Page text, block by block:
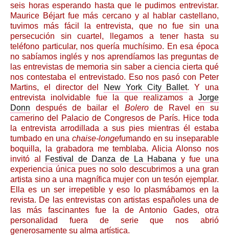
seis horas esperando hasta que le pudimos entrevistar.
Maurice Béjart fue más cercano y al hablar castellano,
tuvimos más fácil la entrevista, que no fue sin una
persecución sin cuartel, llegamos a tener hasta su
teléfono particular, nos quería muchísimo. En esa época
no sabíamos inglés y nos aprendíamos las preguntas de
las entrevistas de memoria sin saber a ciencia cierta qué
nos contestaba el entrevistado. Eso nos pasó con Peter
Martins, el director del
New York City Ballet. Y una
entrevista inolvidable fue la que realizamos a Jorge
Donn después de bailar el Bolerode Ravel en su
camerino del Palacio de Congresos de París. Hice toda
la entrevista arrodillada a sus pies mientras él estaba
tumbado en una chaise-longefumando en su inseparable
boquilla, la grabadora me temblaba. Alicia Alonso nos
invitó al
Festival de Danza de La Habana y fue una
experiencia única pues no solo descubrimos a una gran
artista sino a una magnífica mujer con un tesón ejemplar.
Ella es un ser irrepetible y eso lo plasmábamos en la
revista. De las entrevistas con artistas españoles una de
las más fascinantes fue la de Antonio Gades, otra
personalidad fuera de serie que nos abrió
generosamente su alma artística.